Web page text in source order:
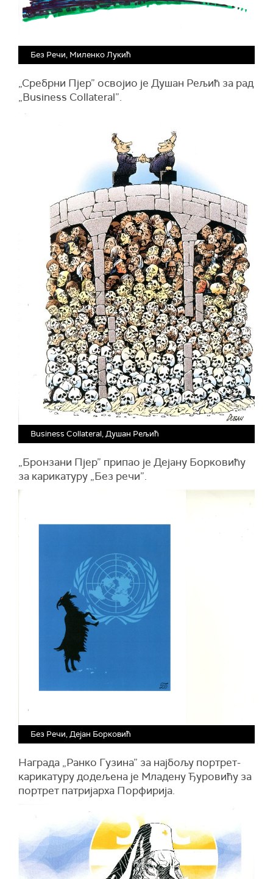
Без Речи, Миленко Лукић
„Сребрни Пјер” освојио је Душан Рељић за рад
„Business Collateral”.
Business Collateral, Душан Рељић
„Бронзани Пјер” припао је Дејану Борковићу
за карикатуру „Без речи”.
Без Речи, Дејан Борковић
Награда „Ранко Гузина” за најбољу портрет-
карикатуру додељена је Младену Ђуровићу за
портрет патријарха Порфирија.